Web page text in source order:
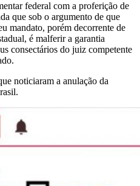
federal com a proferição de
que sob o argumento de que
mandato, porém decorrente de
é malferir a garantia
consectários do juiz competente
noticiaram a anulação da